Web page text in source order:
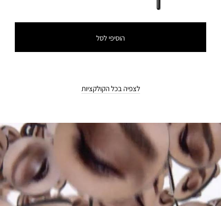
הוסיפי לסל
לצפיה בכל הקולקציות